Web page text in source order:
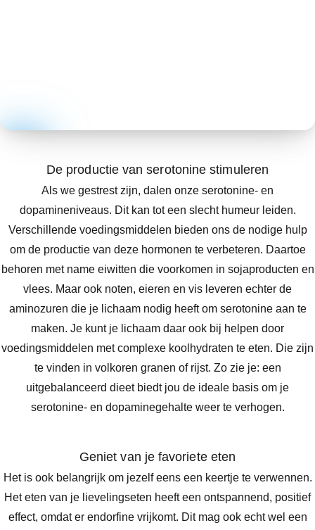
De productie van serotonine stimuleren
Als we gestrest zijn, dalen onze serotonine- en
dopamineniveaus. Dit kan tot een slecht humeur leiden.
Verschillende voedingsmiddelen bieden ons de nodige hulp
om de productie van deze hormonen te verbeteren. Daartoe
behoren met name eiwitten die voorkomen in sojaproducten en
vlees. Maar ook noten, eieren en vis leveren echter de
aminozuren die je lichaam nodig heeft om serotonine aan te
maken. Je kunt je lichaam daar ook bij helpen door
voedingsmiddelen met complexe koolhydraten te eten. Die zijn
te vinden in volkoren granen of rijst. Zo zie je: een
uitgebalanceerd dieet biedt jou de ideale basis om je
serotonine- en dopaminegehalte weer te verhogen.
Geniet van je favoriete eten
Het is ook belangrijk om jezelf eens een keertje te verwennen.
Het eten van je lievelingseten heeft een ontspannend, positief
effect, omdat er endorfine vrijkomt. Dit mag ook echt wel een